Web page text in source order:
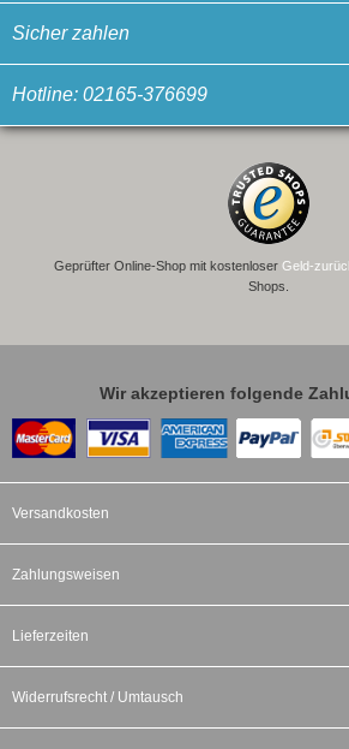
Sicher zahlen
Hotline: 02165-376699
Geprüfter Online-Shop mit kostenloser Geld-
Shops.
Wir akzeptieren folgende
Versandkosten
Zahlungsweisen
Lieferzeiten
Widerrufsrecht / Umtausch